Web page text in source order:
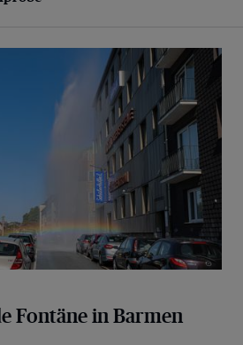
Fontäne in Barmen